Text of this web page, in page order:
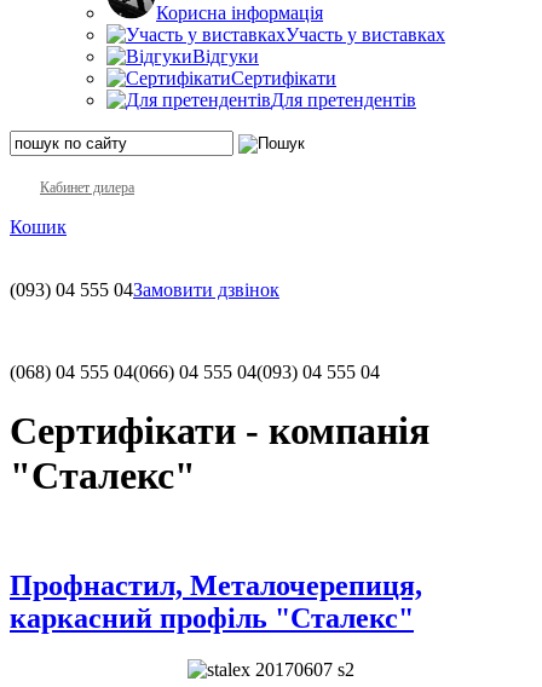
Корисна інформація
Участь у виставках
Відгуки
Сертифікати
Для претендентів
Кабинет дилера
Кошик
(093) 04 555 04Замовити дзвінок
(068) 04 555 04(066) 04 555 04(093) 04 555 04
Сертифікати - компанія
"Сталекс"
Профнастил, Металочерепиця,
каркасний профіль "Сталекс"